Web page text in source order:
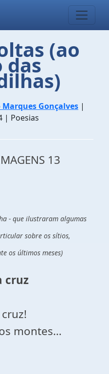
(ao
Gonçalves |
| Poesias
13
- que ilustraram algumas
sobre os sítios,
os últimos meses)
cruz
montes…